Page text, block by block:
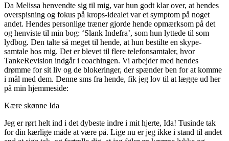
Da Melissa henvendte sig til mig, var hun godt klar over, at hendes
overspisning og fokus på krops-idealet var et symptom på noget
andet. Hendes personlige træner gjorde hende opmærksom på det
og henviste til min bog: ‘Slank Indefra’, som hun lyttede til som
lydbog. Den talte så meget til hende, at hun bestilte en skype-
samtale hos mig. Det er blevet til flere telefonsamtaler, hvor
TankeRevision indgår i coachingen. Vi arbejder med hendes
drømme for sit liv og de blokeringer, der spænder ben for at komme
i mål med dem. Denne sms fra hende, fik jeg lov til at lægge ud her
på min hjemmeside:
Kære skønne Ida
Jeg er rørt helt ind i det dybeste indre i mit hjerte, Ida! Tusinde tak
for din kærlige måde at være på. Lige nu er jeg ikke i stand til andet